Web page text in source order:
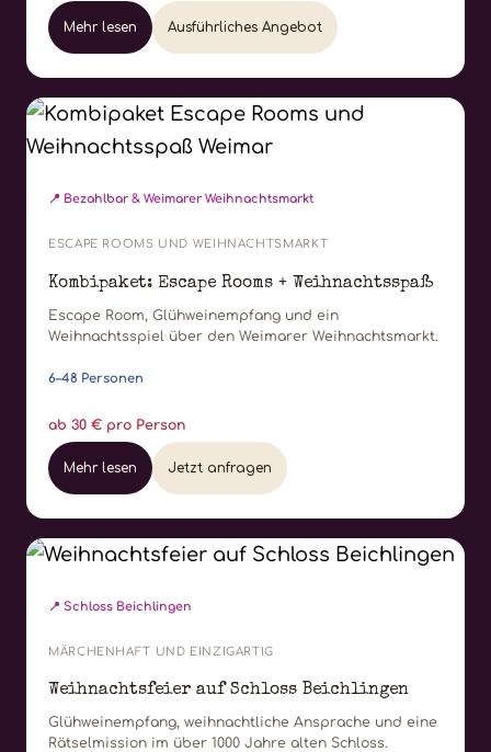
Mehr lesen Ausführliches Angebot
📍 Bezahlbar & Weimarer Weihnachtsmarkt
ESCAPE ROOMS UND WEIHNACHTSMARKT
Kombipaket: Escape Rooms + Weihnachtsspaß
Escape Room, Glühweinempfang und ein
Weihnachtsspiel über den Weimarer Weihnachtsmarkt.
6–48 Personen
ab 30 € pro Person
Mehr lesen Jetzt anfragen
📍 Schloss Beichlingen
MÄRCHENHAFT UND EINZIGARTIG
Weihnachtsfeier auf Schloss Beichlingen
Glühweinempfang, weihnachtliche Ansprache und eine
Rätselmission im über 1000 Jahre alten Schloss.